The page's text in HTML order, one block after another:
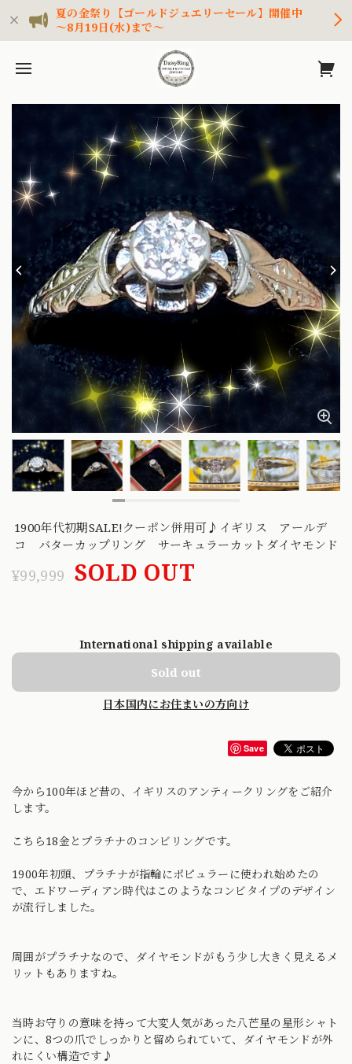
夏の金祭り【ゴールドジュエリーセール】開催中
～8月19日(水)まで～
1900年代初期SALE!クーポン併用可♪イギリス アールデ
コ バターカップリング サーキュラーカットダイヤモンド
¥99,999 SOLD OUT
International shipping available
Sold out
日本国内にお住まいの方向け
Save
今から100年ほど昔の、イギリスのアンティークリングをご紹介
します。
こちら18金とプラチナのコンビリングです。
1900年初頭、プラチナが指輪にポピュラーに使われ始めたの
で、エドワーディアン時代はこのようなコンビタイプのデザイン
が流行しました。
周囲がプラチナなので、ダイヤモンドがもう少し大きく見えるメ
リットもありますね。
当時お守りの意味を持って大変人気があった八芒星の星形シャト
ンに、8つの爪でしっかりと留められていて、ダイヤモンドが外
れにくい構造です♪